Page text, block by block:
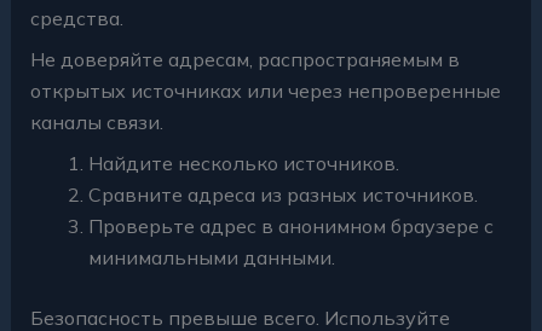
средства.
Не доверяйте адресам, распространяемым в
открытых источниках или через непроверенные
каналы связи.
Найдите несколько источников.
Сравните адреса из разных источников.
Проверьте адрес в анонимном браузере с
минимальными данными.
Безопасность превыше всего. Используйте